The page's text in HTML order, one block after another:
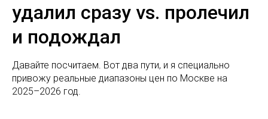
удалил сразу vs. пролечил
и подождал
Давайте посчитаем. Вот два пути, и я специально
привожу реальные диапазоны цен по Москве на
2025–2026 год.